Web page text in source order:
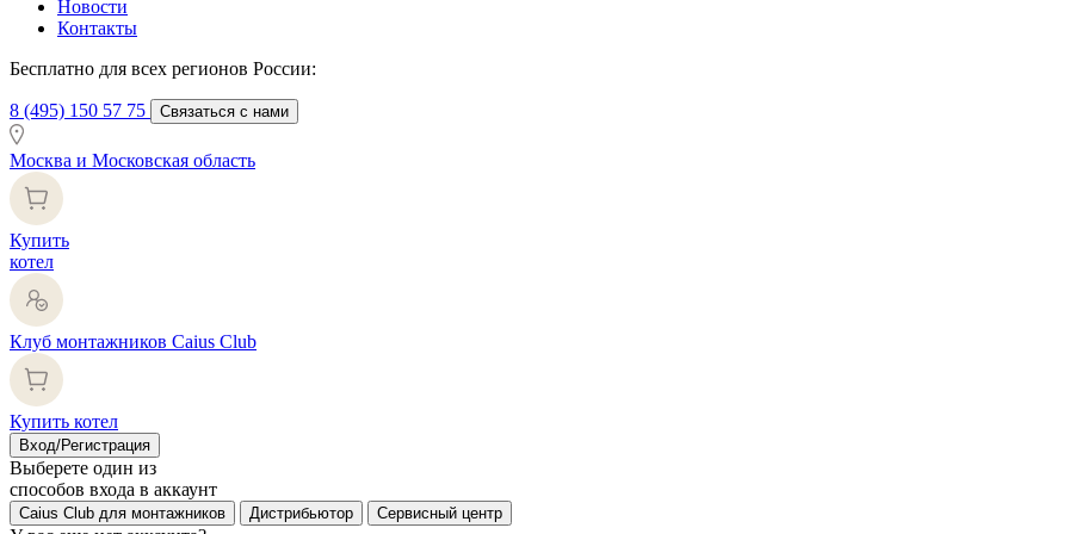
Новости
Контакты
Бесплатно для всех регионов России:
8 (495) 150 57 75 Связаться с нами
Москва и Московская область
Купить
котел
Клуб монтажников Caius Club
Купить котел
Вход/Регистрация
Выберете один из
способов входа в аккаунт
Caius Club для монтажников Дистрибьютор Сервисный центр